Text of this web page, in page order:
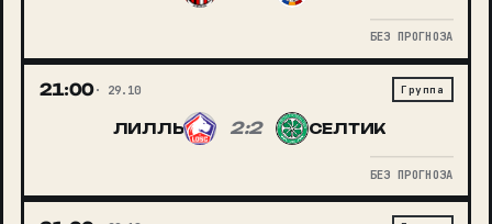
БЕЗ ПРОГНОЗА
21:00 29.10 Группа
ЛИЛЛЬ 2:2 СЕЛТИК
БЕЗ ПРОГНОЗА